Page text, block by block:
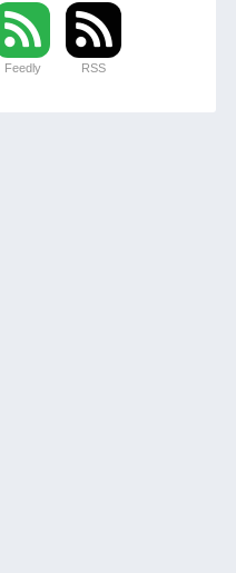
Feedly RSS